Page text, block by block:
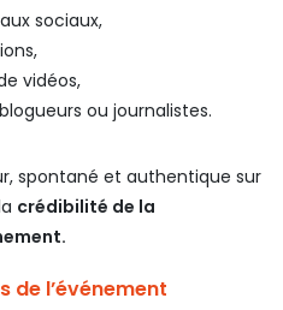
sociaux,
vidéos,
ou journalistes.
spontané et authentique sur
crédibilité de la
de l’événement